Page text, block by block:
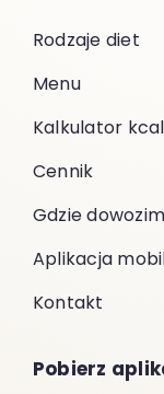
Rodzaje diet
Menu
Kalkulator kcal
Cennik
Gdzie
Aplikacja
Kontakt
Pobierz